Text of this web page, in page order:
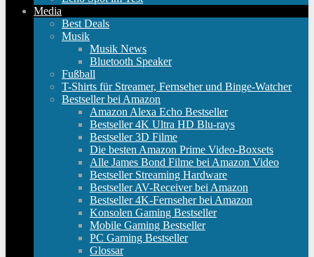
Media
Best Deals
Musik
Musik News
Bluetooth Speaker
Fußball
T-Shirts für Streamer, Fernseher und Binge-Watcher
Bestseller bei Amazon
Amazon Alexa Echo Bestseller
Bestseller 4K Ultra HD Blu-rays
Bestseller 3D Filme
Die besten Amazon Prime Video-Boxsets
Alle James Bond Filme bei Amazon Video
Bestseller Streaming Hardware
Bestseller AV-Receiver bei Amazon
Bestseller 4K-Fernseher bei Amazon
Konsolen Gaming Bestseller
Mobile Gaming Bestseller
PC Gaming Bestseller
Glossar